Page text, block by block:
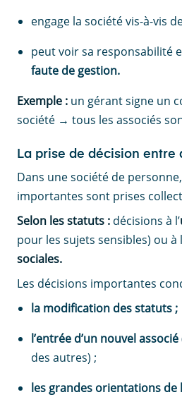
engage la société vis-à-vis
peut voir sa responsabilité
faute de gestion.
Exemple : un gérant signe un
société → tous les associés
La prise de décision entre
Dans une société de
importantes sont prises
Selon les statuts : décisions à l’
pour les sujets sensibles) ou à
sociales.
Les décisions importantes
la modification des statuts ;
l’entrée d’un nouvel associé
des autres) ;
les grandes orientations de